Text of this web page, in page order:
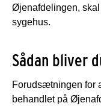
Øjenafdelingen,
sygehus.
Sådan bliver
Forudsætningen for
behandlet på